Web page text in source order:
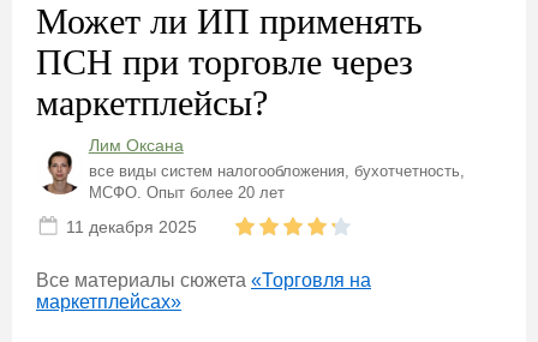
Может ли ИП применять
ПСН при торговле через
маркетплейсы?
Лим Оксана
все виды систем налогообложения, бухотчетность,
МСФО. Опыт более 20 лет
11 декабря 2025
Все материалы сюжета «Торговля на
маркетплейсах»